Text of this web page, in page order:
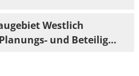
Westlich
und Beteilig…